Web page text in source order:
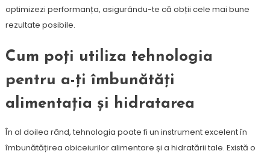
optimizezi performanța, asigurându-te că obții cele mai bune
rezultate posibile.
Cum poți utiliza tehnologia
pentru a-ți îmbunătăți
alimentația și hidratarea
În al doilea rând, tehnologia poate fi un instrument excelent în
îmbunătățirea obiceiurilor alimentare și a hidratării tale. Există o